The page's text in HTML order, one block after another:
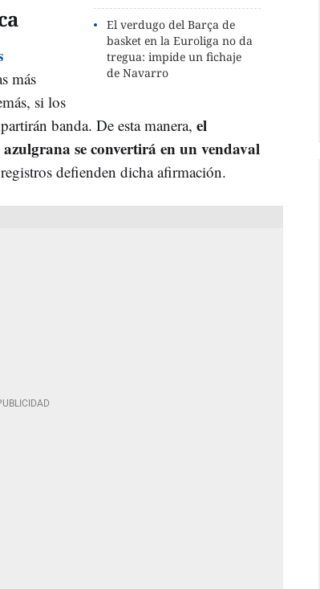
El verdugo del Barça de
basket en la Euroliga no da
tregua: impide un fichaje
de Navarro
más
si los
banda. De esta manera, el
se convertirá en un vendaval
defienden dicha afirmación.